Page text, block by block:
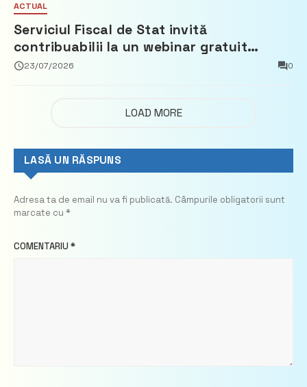
ACTUAL
Serviciul Fiscal de Stat invită
contribuabilii la un webinar gratuit
privind calculul impozitului pe bunurile
23/07/2026 0
LOAD MORE
LASĂ UN RĂSPUNS
Adresa ta de email nu va fi publicată. Câmpurile obligatorii sunt
marcate cu *
COMENTARIU *